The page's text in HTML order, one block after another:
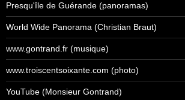
Presqu'île de Guérande (panoramas)
World Wide Panorama (Christian Braut)
www.gontrand.fr (musique)
www.troiscentsoixante.com (photo)
YouTube (Monsieur Gontrand)